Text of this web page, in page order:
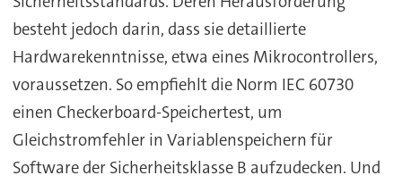
besteht jedoch darin, dass sie detaillierte
Hardwarekenntnisse, etwa eines Mikrocontrollers,
voraussetzen. So empfiehlt die Norm IEC 60730
einen Checkerboard-Speichertest, um
Gleichstromfehler in Variablenspeichern für
Software der Sicherheitsklasse B aufzudecken. Und